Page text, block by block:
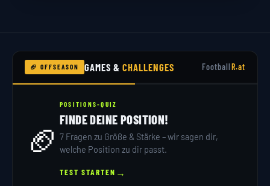
🏈 OFFSEASON GAMES &CHALLENGES FootballR.at
🏈
POSITIONS-QUIZ
FINDE DEINE POSITION!
7 Fragen zu Größe & Stärke – wir sagen dir,
welche Position zu dir passt.
TEST STARTEN →